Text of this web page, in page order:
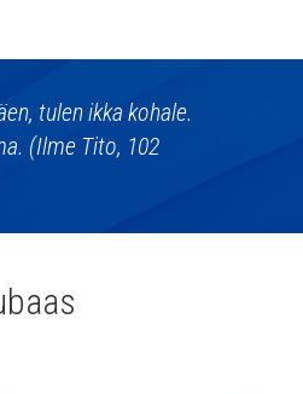
tulen ikka kohale.
(Ilme Tito, 102